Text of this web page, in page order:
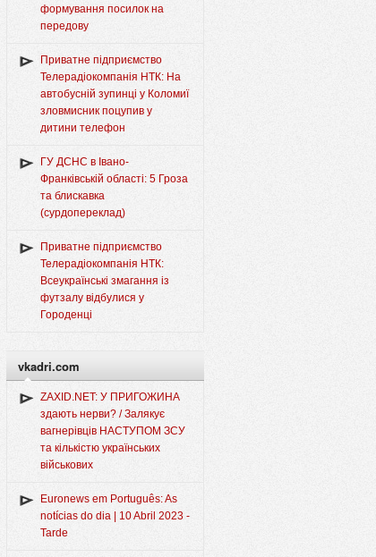
формування посилок на
передову
Приватне підприємство
Телерадіокомпанія НТК: На
автобусній зупинці у Коломиї
зловмисник поцупив у
дитини телефон
ГУ ДСНС в Івано-
Франківській області: 5 Гроза
та блискавка
(сурдопереклад)
Приватне підприємство
Телерадіокомпанія НТК:
Всеукраїнські змагання із
футзалу відбулися у
Городенці
vkadri.com
ZAXID.NET: У ПРИГОЖИНА
здають нерви? / Залякує
вагнерівців НАСТУПОМ ЗСУ
та кількістю українських
військових
Euronews em Português: As
notícias do dia | 10 Abril 2023 -
Tarde